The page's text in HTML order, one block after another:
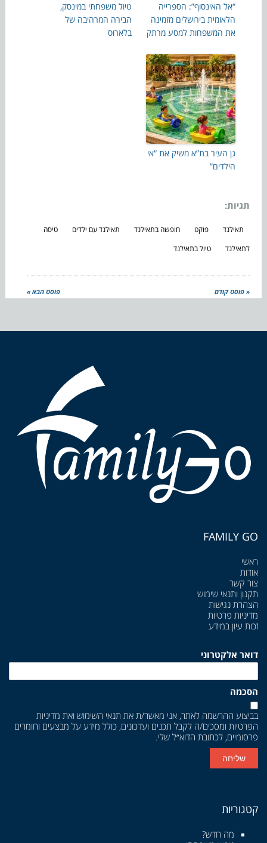
“אל האינסוף”: הספרייה
הלאומית בירושלים מזמינה
את המשפחות למסע מרתק
טיול משפחתי במינסק,
הבירה המרהיבה של
בלארוס
גן העיר בת”א משיק את “אי
הילדים”
תגיות:
תאילנד פוקט חופשה בתאילנד תאילנד עם ילדים
טיסה
לתאילנד
טיול בתאילנד
« פוסט קודם פוסט הבא »
FAMILY GO
ראשי
אודות
צור קשר
תקנון ותנאי שימוש
הצהרת נגישות
מדיניות פרטיות
זכות עיון במידע
דואר אלקטרוני
הסכמה
בביצוע ההרשמה לאתר, אני מאשר/ת את תנאי השימוש ואת מדיניות
הפרטיות ומסכים/ה לקבל תכנים ועדכונים, כולל מידע על מבצעים וחומרים
פרסומיים, לכתובת הדוא״ל שלי.
שליחה
קטגוריות
מה חדש?